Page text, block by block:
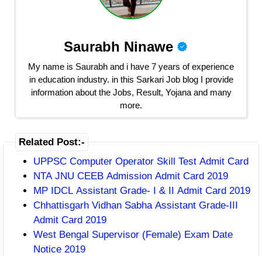
Saurabh Ninawe
My name is Saurabh and i have 7 years of experience
in education industry. in this Sarkari Job blog I provide
information about the Jobs, Result, Yojana and many
more.
Related Post:-
UPPSC Computer Operator Skill Test Admit Card
NTA JNU CEEB Admission Admit Card 2019
MP IDCL Assistant Grade- I & II Admit Card 2019
Chhattisgarh Vidhan Sabha Assistant Grade-III
Admit Card 2019
West Bengal Supervisor (Female) Exam Date
Notice 2019